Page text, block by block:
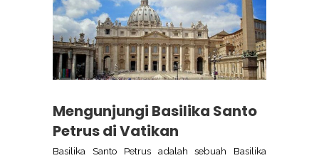
Mengunjungi Basilika Santo
Petrus di Vatikan
Basilika Santo Petrus adalah sebuah Basilika